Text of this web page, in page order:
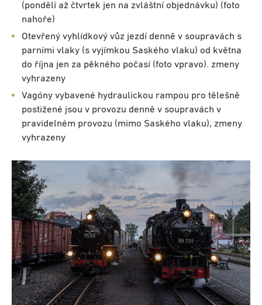
(pondělí až čtvrtek jen na zvláštní objednávku) (foto
nahoře)
Otevřený vyhlídkový vůz jezdí denně v soupravách s
parními vlaky (s vyjímkou Saského vlaku) od května
do října jen za pěkného počasí (foto vpravo). zmeny
vyhrazeny
Vagóny vybavené hydraulickou rampou pro tělešně
postižené jsou v provozu denně v soupravách v
pravidelném provozu (mimo Saského vlaku), zmeny
vyhrazeny